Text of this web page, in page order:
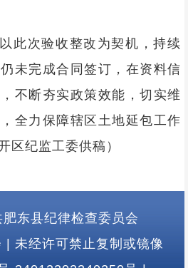
此次验收整改为契机，持续
未完成合同签订，在资料信
不断夯实政策效能，切实维
全力保障辖区土地延包工作
区纪监工委供稿）
东县纪律检查委员会
未经许可禁止复制或镜像